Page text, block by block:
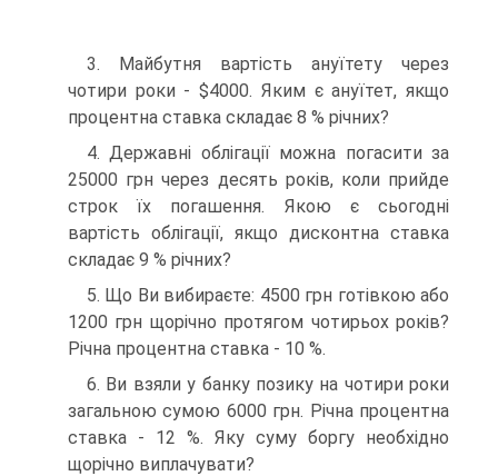
3. Майбутня вартість ануїтету через
чотири роки - $4000. Яким є ануїтет, якщо
процентна ставка складає 8 % річних?
4. Державні облігації можна погасити за
25000 грн через десять років, коли прийде
строк їх погашення. Якою є сьогодні
вартість облігації, якщо дисконтна ставка
складає 9 % річних?
5. Що Ви вибираєте: 4500 грн готівкою або
1200 грн щорічно протягом чотирьох років?
Річна процентна ставка - 10 %.
6. Ви взяли у банку позику на чотири роки
загальною сумою 6000 грн. Річна процентна
ставка - 12 %. Яку суму боргу необхідно
щорічно виплачувати?